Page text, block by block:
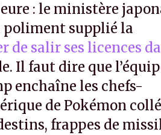
: le ministère
poliment supplié la
de salir ses licences
Il faut dire que
enchaîne les chefs-
de Pokémon
frappes de